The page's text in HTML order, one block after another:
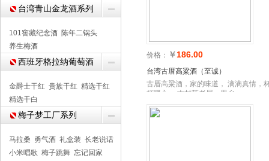
台湾青山金龙酒系列
101窖藏纪念酒 陈年二锅头
养生梅酒
西班牙格拉纳葡萄酒
金爵士干红 贵族干红 精选干红
精选干白
梅子梦工厂系列
马拉桑 勇气酒 礼盒装 长老说话
小米唱歌 梅子跳舞 忘记回家
价格： ￥186.00
台湾古厝高粱酒（至诚）
古厝高粱酒，家的味道， 滴滴真情，
杯暖心。 古村落老屋，思乡